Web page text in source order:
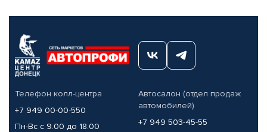
Телефон колл-центра
+7 949 00-00-550
Пн-Вс с 9.00 до 18.00
Автосалон (отдел продаж
автомобилей)
+7 949 503-45-55